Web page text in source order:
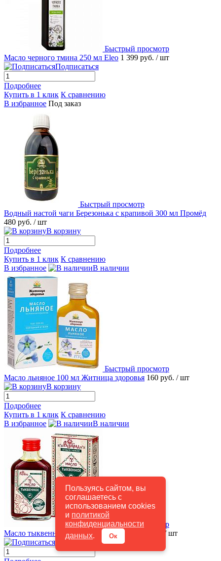
Пользуясь сайтом, вы
соглашаетесь с
использованием cookies
и политикой
конфиденциальности
данных. Ок
Быстрый просмотр
Масло черного тмина 250 мл Eleo 1 399 руб. / шт
Подписаться
Подробнее
Купить в 1 клик К сравнению
В избранное Под заказ
Быстрый просмотр
Водный настой чаги Березонька с крапивой 300 мл Промёд
480 руб. / шт
В корзину
Подробнее
Купить в 1 клик К сравнению
В избранное
В наличии
Быстрый просмотр
Масло льняное 100 мл Житница здоровья 160 руб. / шт
В корзину
Подробнее
Купить в 1 клик К сравнению
В избранное
В наличии
Быстрый просмотр
Масло тыквенное 100 мл. РАДОГРАД
/ шт
Подписаться